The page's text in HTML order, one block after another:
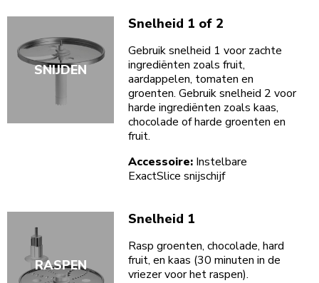
Snelheid 1 of 2
Gebruik snelheid 1 voor zachte
ingrediënten zoals fruit,
aardappelen, tomaten en
groenten. Gebruik snelheid 2 voor
harde ingrediënten zoals kaas,
chocolade of harde groenten en
fruit.
Accessoire: Instelbare
ExactSlice snijschijf
SNIJDEN
Snelheid 1
Rasp groenten, chocolade, hard
fruit, en kaas (30 minuten in de
vriezer voor het raspen).
RASPEN